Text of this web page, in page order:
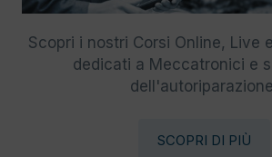
Scopri i nostri Corsi Online, Live
dedicati a Meccatronici e
SCOPRI DI PIÙ